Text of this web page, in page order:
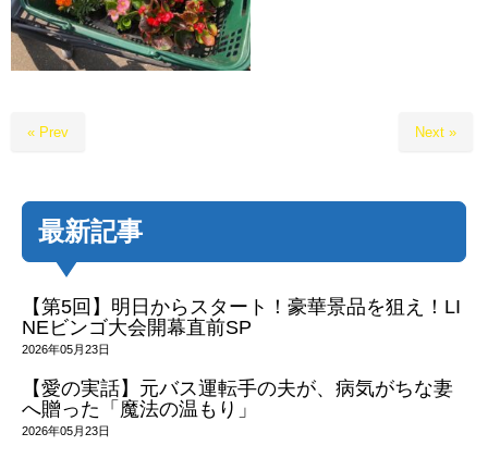
« Prev Next »
最新記事
【第5回】明日からスタート！豪華景品を狙え！LI
NEビンゴ大会開幕直前SP
2026年05月23日
【愛の実話】元バス運転手の夫が、病気がちな妻
へ贈った「魔法の温もり」
2026年05月23日